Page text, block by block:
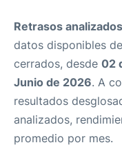
Retrasos
datos disponibles
cerrados, desde 02
Junio de 2026. A
resultados
analizados,
promedio por mes.